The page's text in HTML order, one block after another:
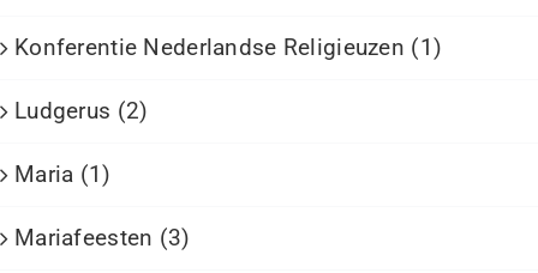
Konferentie Nederlandse Religieuzen (1)
Ludgerus (2)
Maria (1)
Mariafeesten (3)